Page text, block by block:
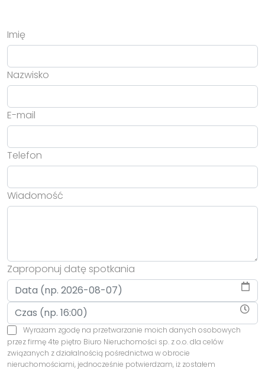
Imię
Nazwisko
E-mail
Telefon
Wiadomość
Zaproponuj datę spotkania
Wyrażam zgodę na przetwarzanie moich danych osobowych
przez firmę 4te piętro Biuro Nieruchomości sp. z o.o. dla celów
związanych z działalnością pośrednictwa w obrocie
nieruchomościami, jednocześnie potwierdzam, iż zostałem